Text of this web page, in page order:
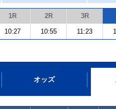
1R 2R 3R
10:27 10:55 11:23
オッズ